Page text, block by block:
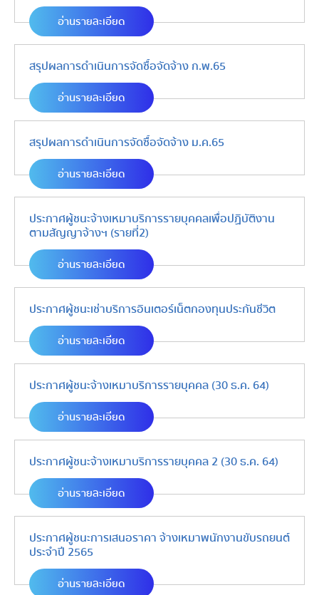
อ่านรายละเอียด
สรุปผลการดำเนินการจัดซื้อจัดจ้าง ก.พ.65
อ่านรายละเอียด
สรุปผลการดำเนินการจัดซื้อจัดจ้าง ม.ค.65
อ่านรายละเอียด
ประกาศผู้ชนะจ้างเหมาบริการรายบุคคลเพื่อปฏิบัติงาน
ตามสัญญาจ้างฯ (รายที่2)
อ่านรายละเอียด
ประกาศผู้ชนะเช่าบริการอินเตอร์เน็ตกองทุนประกันชีวิต
อ่านรายละเอียด
ประกาศผู้ชนะจ้างเหมาบริการรายบุคคล (30 ธ.ค. 64)
อ่านรายละเอียด
ประกาศผู้ชนะจ้างเหมาบริการรายบุคคล 2 (30 ธ.ค. 64)
อ่านรายละเอียด
ประกาศผู้ชนะการเสนอราคา จ้างเหมาพนักงานขับรถยนต์
ประจำปี 2565
อ่านรายละเอียด